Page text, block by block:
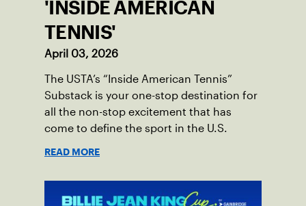
'INSIDE AMERICAN
TENNIS'
April 03, 2026
The USTA’s “Inside American Tennis”
Substack is your one-stop destination for
all the non-stop excitement that has
come to define the sport in the U.S.
READ MORE